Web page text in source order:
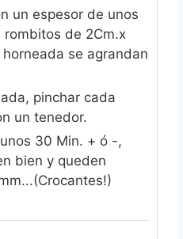
un espesor de unos
de 2Cm.x
se agrandan
pinchar cada
un tenedor.
30 Min. + ó -,
bien y queden